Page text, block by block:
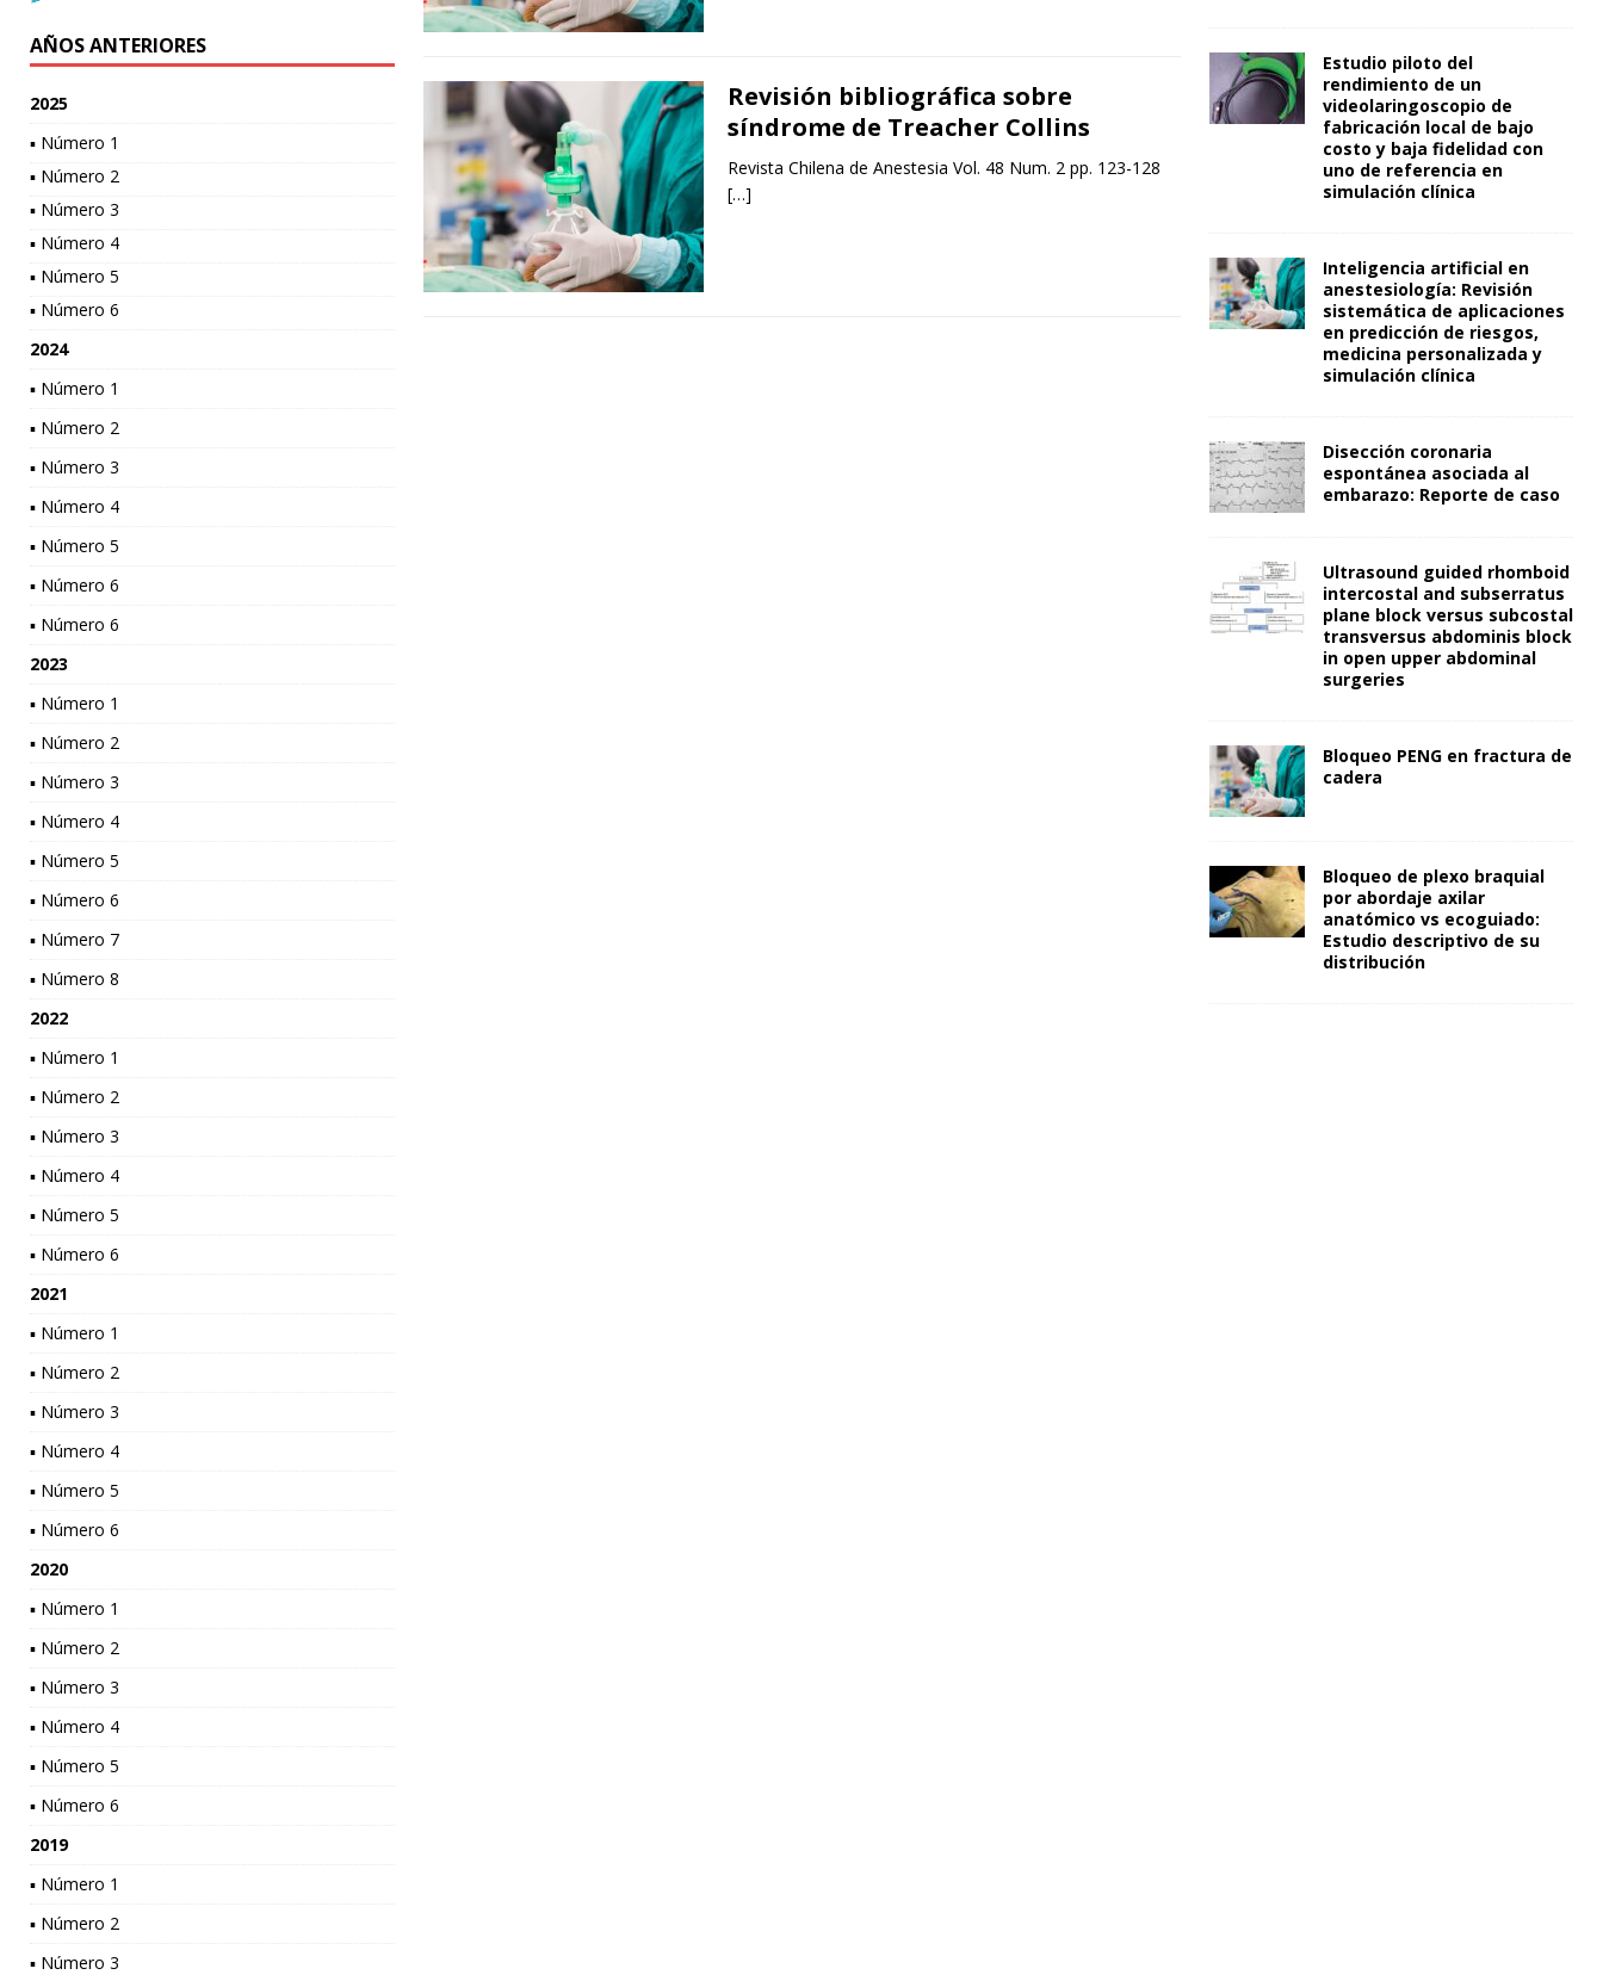
Revisión bibliográfica sobre
síndrome de Treacher Collins
Revista Chilena de Anestesia Vol. 48 Num. 2 pp. 123-128
[…]
AÑOS ANTERIORES
2025
▪ Número 1
▪ Número 2
▪ Número 3
▪ Número 4
▪ Número 5
▪ Número 6
2024
▪ Número 1
▪ Número 2
▪ Número 3
▪ Número 4
▪ Número 5
▪ Número 6
▪ Número 6
2023
▪ Número 1
▪ Número 2
▪ Número 3
▪ Número 4
▪ Número 5
▪ Número 6
▪ Número 7
▪ Número 8
2022
▪ Número 1
▪ Número 2
▪ Número 3
▪ Número 4
▪ Número 5
▪ Número 6
2021
▪ Número 1
▪ Número 2
▪ Número 3
▪ Número 4
▪ Número 5
▪ Número 6
2020
▪ Número 1
▪ Número 2
▪ Número 3
▪ Número 4
▪ Número 5
▪ Número 6
2019
▪ Número 1
▪ Número 2
▪ Número 3
Estudio piloto del
rendimiento de un
videolaringoscopio de
fabricación local de bajo
costo y baja fidelidad con
uno de referencia en
simulación clínica
Inteligencia artificial en
anestesiología: Revisión
sistemática de aplicaciones
en predicción de riesgos,
medicina personalizada y
simulación clínica
Disección coronaria
espontánea asociada al
embarazo: Reporte de caso
Ultrasound guided rhomboid
intercostal and subserratus
plane block versus subcostal
transversus abdominis block
in open upper abdominal
surgeries
Bloqueo PENG en fractura de
cadera
Bloqueo de plexo braquial
por abordaje axilar
anatómico vs ecoguiado:
Estudio descriptivo de su
distribución